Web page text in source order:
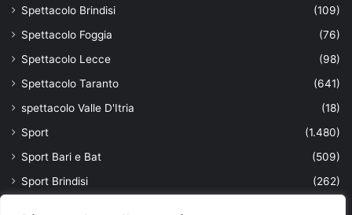
Spettacolo Brindisi
(109)
Spettacolo Foggia
(76)
Spettacolo Lecce
(98)
Spettacolo Taranto
(641)
spettacolo Valle D'Itria
(18)
Sport
(1.480)
Sport Bari e Bat
(509)
Sport Brindisi
(262)